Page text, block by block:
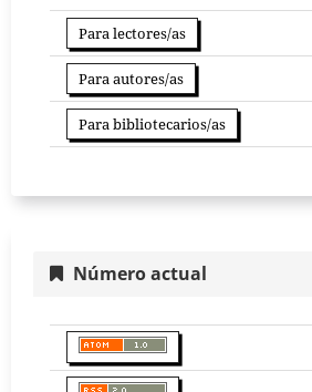
Para lectores/as
Para autores/as
Para bibliotecarios/as
Número actual